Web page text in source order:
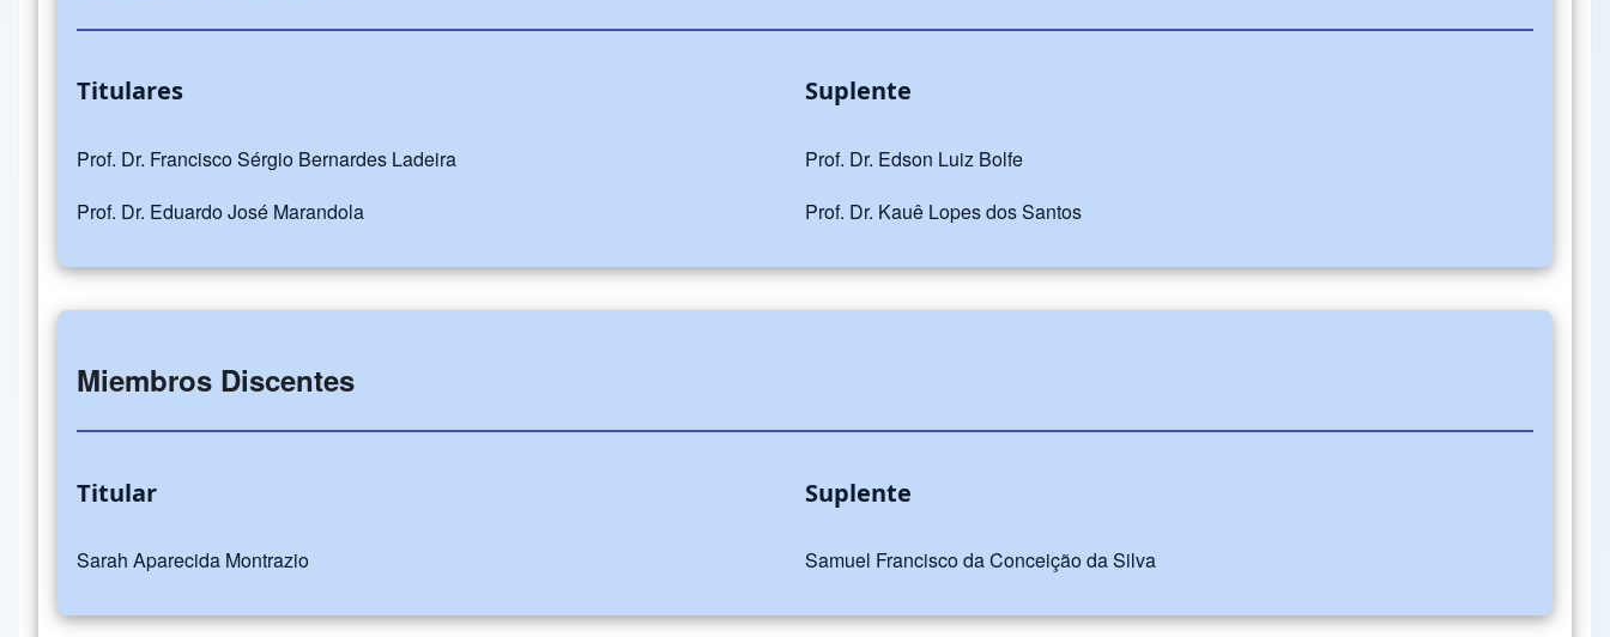
Titulares
Prof. Dr. Francisco Sérgio Bernardes Ladeira
Prof. Dr. Eduardo José Marandola
Suplente
Prof. Dr. Edson Luiz Bolfe
Prof. Dr. Kauê Lopes dos Santos
Miembros Discentes
Titular
Sarah Aparecida Montrazio
Suplente
Samuel Francisco da Conceição da Silva